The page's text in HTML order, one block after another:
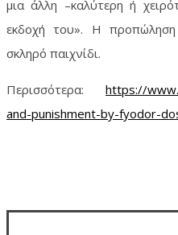
μια άλλη –καλύτερη ή
εκδοχή του». Η
σκληρό παιχνίδι.
Περισσότερα: https://
and-punishment-by-fyodor-